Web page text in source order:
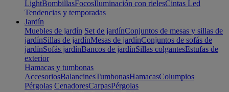
LightBombillasFocosIluminación con rielesCintas Led
Tendencias y temporadas
Jardín
Muebles de jardín Set de jardínConjuntos de mesas y sillas de
jardínSillas de jardínMesas de jardínConjuntos de sofás de
jardínSofás jardínBancos de jardínSillas colgantesEstufas de
exterior
Hamacas y tumbonas
AccesoriosBalancinesTumbonasHamacasColumpios
Pérgolas CenadoresCarpasPérgolas